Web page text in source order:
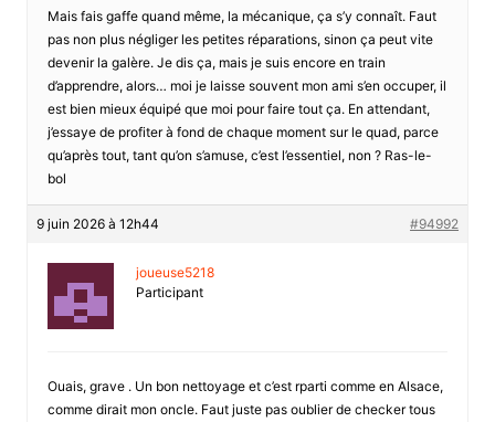
Mais fais gaffe quand même, la mécanique, ça s’y connaît. Faut
pas non plus négliger les petites réparations, sinon ça peut vite
devenir la galère. Je dis ça, mais je suis encore en train
d’apprendre, alors… moi je laisse souvent mon ami s’en occuper, il
est bien mieux équipé que moi pour faire tout ça. En attendant,
j’essaye de profiter à fond de chaque moment sur le quad, parce
qu’après tout, tant qu’on s’amuse, c’est l’essentiel, non ? Ras-le-
bol
9 juin 2026 à 12h44 #94992
joueuse5218
Participant
Ouais, grave . Un bon nettoyage et c’est rparti comme en Alsace,
comme dirait mon oncle. Faut juste pas oublier de checker tous